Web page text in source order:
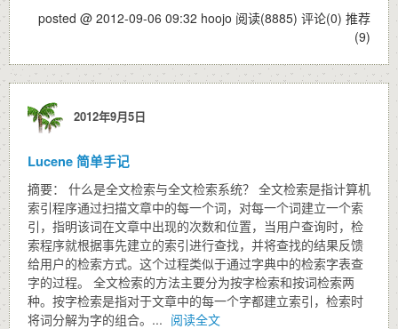
posted @ 2012-09-06 09:32 hoojo 阅读(8885) 评论(0) 推荐
(9)
2012年9月5日
Lucene 简单手记
摘要： 什么是全文检索与全文检索系统？ 全文检索是指计算机
索引程序通过扫描文章中的每一个词，对每一个词建立一个索
引，指明该词在文章中出现的次数和位置，当用户查询时，检
索程序就根据事先建立的索引进行查找，并将查找的结果反馈
给用户的检索方式。这个过程类似于通过字典中的检索字表查
字的过程。 全文检索的方法主要分为按字检索和按词检索两
种。按字检索是指对于文章中的每一个字都建立索引，检索时
将词分解为字的组合。... 阅读全文